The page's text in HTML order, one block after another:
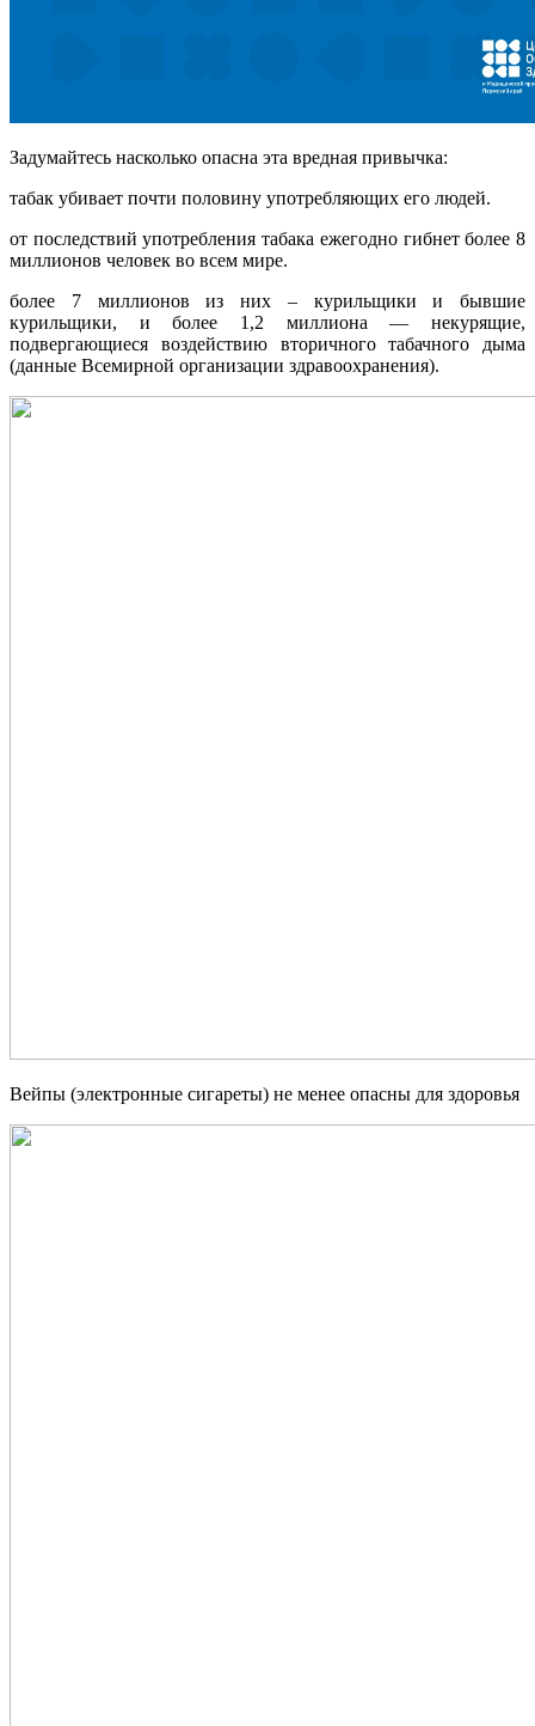
Задумайтесь насколько опасна эта вредная привычка:
табак убивает почти половину употребляющих его людей.
от последствий употребления табака ежегодно гибнет более 8
миллионов человек во всем мире.
более 7 миллионов из них – курильщики и бывшие
курильщики, и более 1,2 миллиона — некурящие,
подвергающиеся воздействию вторичного табачного дыма
(данные Всемирной организации здравоохранения).
Вейпы (электронные сигареты) не менее опасны для здоровья